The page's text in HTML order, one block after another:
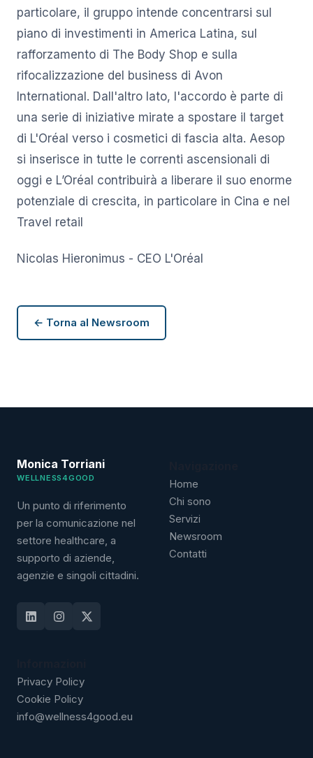
particolare, il gruppo intende concentrarsi sul
piano di investimenti in America Latina, sul
rafforzamento di The Body Shop e sulla
rifocalizzazione del business di Avon
International. Dall'altro lato, l'accordo è parte di
una serie di iniziative mirate a spostare il target
di L'Oréal verso i cosmetici di fascia alta. Aesop
si inserisce in tutte le correnti ascensionali di
oggi e L’Oréal contribuirà a liberare il suo enorme
potenziale di crescita, in particolare in Cina e nel
Travel retail
Nicolas Hieronimus - CEO L'Oréal
← Torna al Newsroom
Monica Torriani
WELLNESS4GOOD
Un punto di riferimento
per la comunicazione nel
settore healthcare, a
supporto di aziende,
agenzie e singoli cittadini.
Home
Chi sono
Servizi
Newsroom
Contatti
Privacy Policy
Cookie Policy
info@wellness4good.eu